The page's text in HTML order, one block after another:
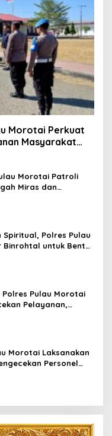
Morotai Perkuat
Masyarakat
Morotai Patroli
Miras dan
Polres Pulau
untuk Bentuk
Pulau Morotai
Pelayanan,
Mendapat
Morotai Laksanakan
Personel
Piket Fungsi